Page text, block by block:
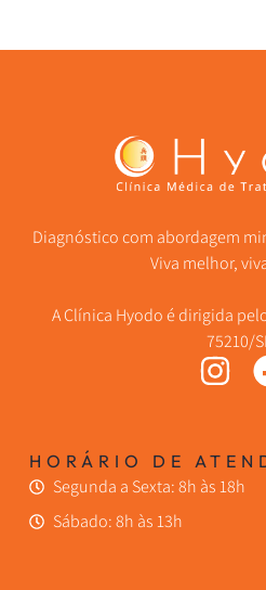
Diagnóstico com abordagem
Viva melhor,
A Clínica Hyodo é dirigida
75210/
HORÁRIO DE
Segunda a Sexta: 8h às 18h
Sábado: 8h às 13h